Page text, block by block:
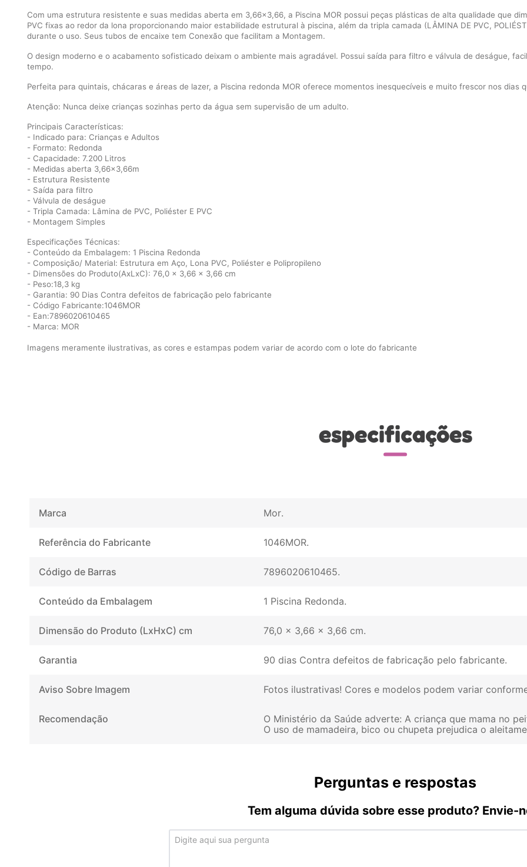
Com uma estrutura resistente e suas medidas aberta em 3,66x3,66, a Piscina MOR possui peças plásticas de alta qualidade que
PVC fixas ao redor da lona proporcionando maior estabilidade estrutural à piscina, além da tripla camada (LÂMINA DE PVC,
durante o uso. Seus tubos de encaixe tem Conexão que facilitam a Montagem.
O design moderno e o acabamento sofisticado deixam o ambiente mais agradável. Possui saída para filtro e válvula de deságue,
tempo.
Perfeita para quintais, chácaras e áreas de lazer, a Piscina redonda MOR oferece momentos inesquecíveis e muito frescor nos dias
Atenção: Nunca deixe crianças sozinhas perto da água sem supervisão de um adulto.
Principais Características:
- Indicado para: Crianças e Adultos
- Formato: Redonda
- Capacidade: 7.200 Litros
- Medidas aberta 3,66x3,66m
- Estrutura Resistente
- Saída para filtro
- Válvula de deságue
- Tripla Camada: Lâmina de PVC, Poliéster E PVC
- Montagem Simples
Especificações Técnicas:
- Conteúdo da Embalagem: 1 Piscina Redonda
- Composição/ Material: Estrutura em Aço, Lona PVC, Poliéster e Polipropileno
- Dimensões do Produto(AxLxC): 76,0 x 3,66 x 3,66 cm
- Peso:18,3 kg
- Garantia: 90 Dias Contra defeitos de fabricação pelo fabricante
- Código Fabricante:1046MOR
- Ean:7896020610465
- Marca: MOR
Imagens meramente ilustrativas, as cores e estampas podem variar de acordo com o lote do fabricante
especificações
Marca Mor
Referência do Fabricante 1046MOR
Código de Barras 7896020610465
Conteúdo da Embalagem 1 Piscina Redonda
Dimensão do Produto (LxHxC) cm 76,0 x 3,66 x 3,66 cm
Garantia 90 dias Contra defeitos de fabricação pelo fabricante
Aviso Sobre Imagem Fotos ilustrativas! Cores e modelos podem variar
Recomendação
O Ministério da Saúde adverte: A criança que mama no
O uso de mamadeira, bico ou chupeta prejudica o
Perguntas e respostas
Tem alguma dúvida sobre esse produto? Envie-